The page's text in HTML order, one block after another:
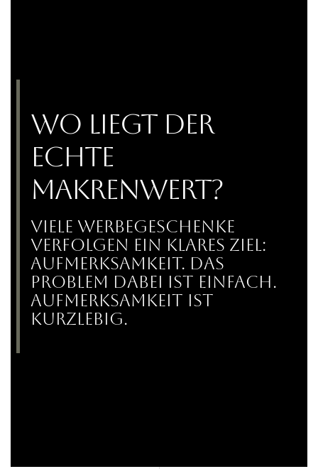
Wo liegt der
echte
Makrenwert?
Viele Werbegeschenke
verfolgen ein klares Ziel:
Aufmerksamkeit. Das
Problem dabei ist einfach.
Aufmerksamkeit ist
kurzlebig.